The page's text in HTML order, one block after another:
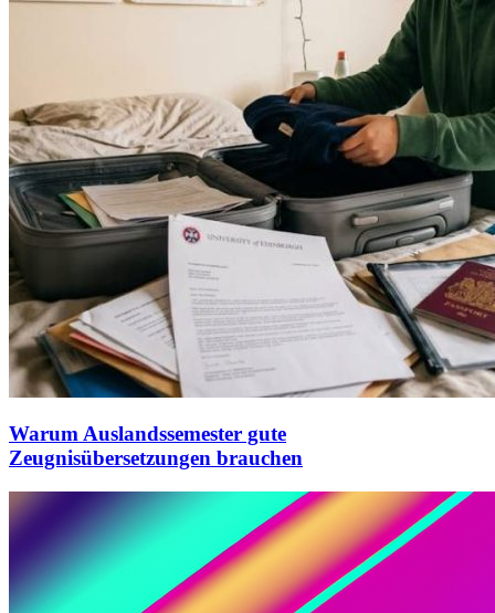
Warum Auslandssemester gute
Zeugnisübersetzungen brauchen